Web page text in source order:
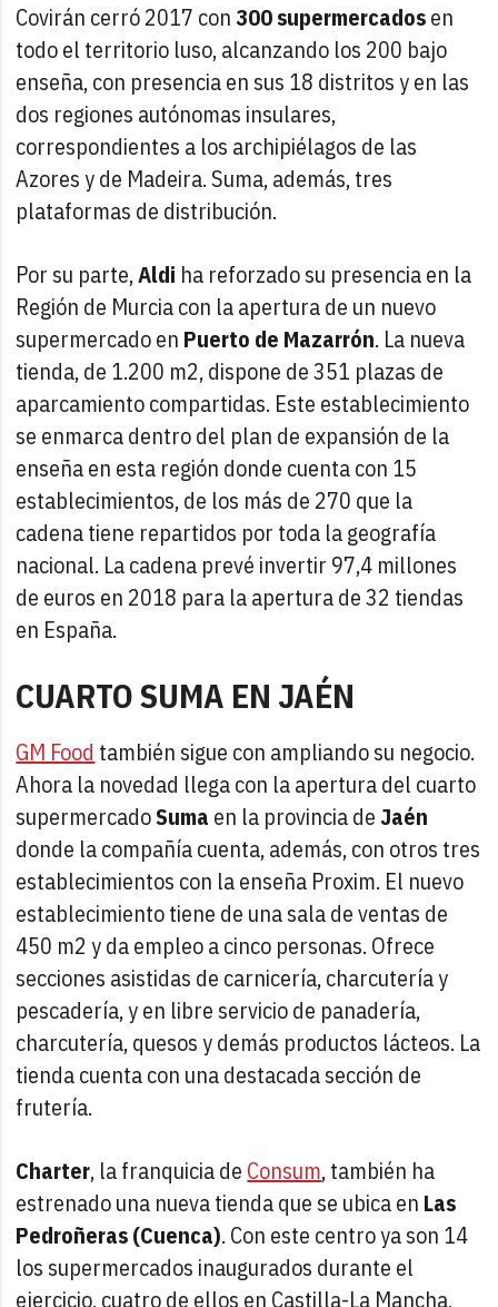
Covirán cerró 2017 con300 supermercadosen
todo el territorio luso, alcanzando los 200 bajo
enseña, con presencia en sus 18 distritos y en las
dos regiones autónomas insulares,
correspondientes a los archipiélagos de las
Azores y de Madeira. Suma, además, tres
plataformas de distribución.
Por su parte,Aldi ha reforzado su presencia en la
Región de Murcia con la apertura de un nuevo
supermercado en Puerto de Mazarrón. La nueva
tienda, de 1.200 m2, dispone de 351 plazas de
aparcamiento compartidas. Este establecimiento
se enmarca dentro del plan de expansión de la
enseña en esta región donde cuenta con 15
establecimientos, de los más de 270 que la
cadena tiene repartidos por toda la geografía
nacional. La cadena prevé invertir 97,4 millones
de euros en 2018 para la apertura de 32 tiendas
en España.
CUARTO SUMA EN JAÉN
GM Food también sigue con ampliando su negocio.
Ahora la novedad llega con la apertura del cuarto
supermercadoSuma en la provincia deJaén
donde la compañía cuenta, además, con otros tres
establecimientos con la enseña Proxim. El nuevo
establecimiento tiene de una sala de ventas de
450 m2 y da empleo a cinco personas. Ofrece
secciones asistidas de carnicería, charcutería y
pescadería, y en libre servicio de panadería,
charcutería, quesos y demás productos lácteos. La
tienda cuenta con una destacada sección de
frutería.
Charter, la franquicia de Consum, también ha
estrenado una nueva tienda que se ubica en Las
Pedroñeras (Cuenca). Con este centro ya son 14
los supermercados inaugurados durante el
ejercicio, cuatro de ellos en Castilla-La Mancha,